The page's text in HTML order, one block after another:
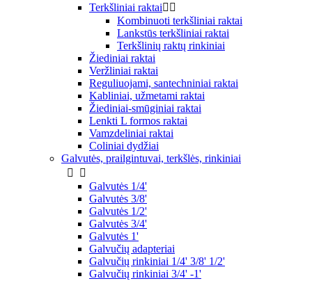
Terkšliniai raktai 
Kombinuoti terkšliniai raktai
Lankstūs terkšliniai raktai
Terkšlinių raktų rinkiniai
Žiediniai raktai
Veržliniai raktai
Reguliuojami, santechniniai raktai
Kabliniai, užmetami raktai
Žiediniai-smūginiai raktai
Lenkti L formos raktai
Vamzdeliniai raktai
Coliniai dydžiai
Galvutės, prailgintuvai, terkšlės, rinkiniai


Galvutės 1/4'
Galvutės 3/8'
Galvutės 1/2'
Galvutės 3/4'
Galvutės 1'
Galvučių adapteriai
Galvučių rinkiniai 1/4' 3/8' 1/2'
Galvučių rinkiniai 3/4' -1'